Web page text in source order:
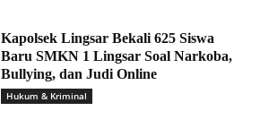
Kapolsek Lingsar Bekali 625 Siswa
Baru SMKN 1 Lingsar Soal Narkoba,
Bullying, dan Judi Online
Hukum & Kriminal